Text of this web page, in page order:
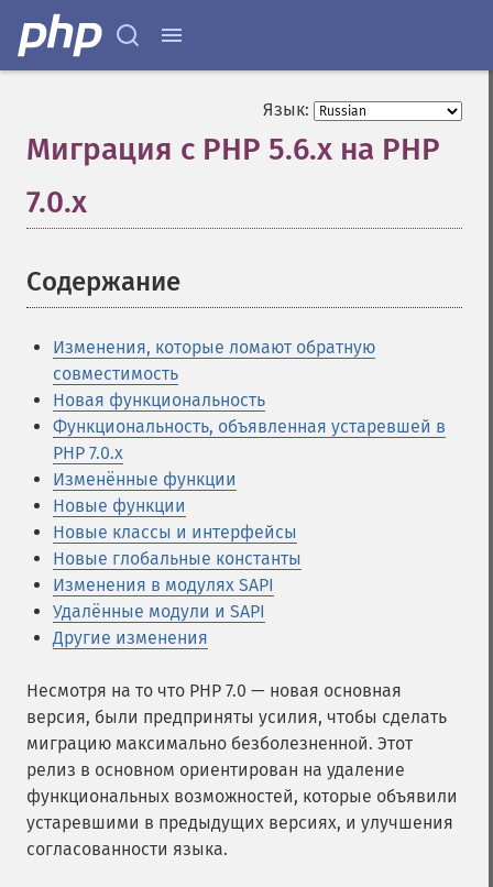
Язык:
Миграция с PHP 5.6.x на PHP
7.0.x
Содержание
Изменения, которые ломают обратную
совместимость
Новая функциональность
Функциональность, объявленная устаревшей в
PHP 7.0.x
Изменённые функции
Новые функции
Новые классы и интерфейсы
Новые глобальные константы
Изменения в модулях SAPI
Удалённые модули и SAPI
Другие изменения
Несмотря на то что PHP 7.0 — новая основная
версия, были предприняты усилия, чтобы сделать
миграцию максимально безболезненной. Этот
релиз в основном ориентирован на удаление
функциональных возможностей, которые объявили
устаревшими в предыдущих версиях, и улучшения
согласованности языка.